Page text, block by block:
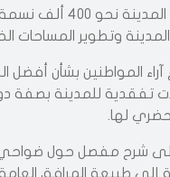
وتوقع بوشهري أن
وتطوير المساحات
المواطنين بشأن أفضل
تفقدية للمدينة بصفة
لها.
إلى شرح مفصل حول
طبيعة المرافق العامة